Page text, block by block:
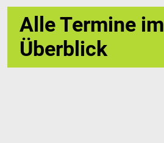
Alle Termine im
Überblick